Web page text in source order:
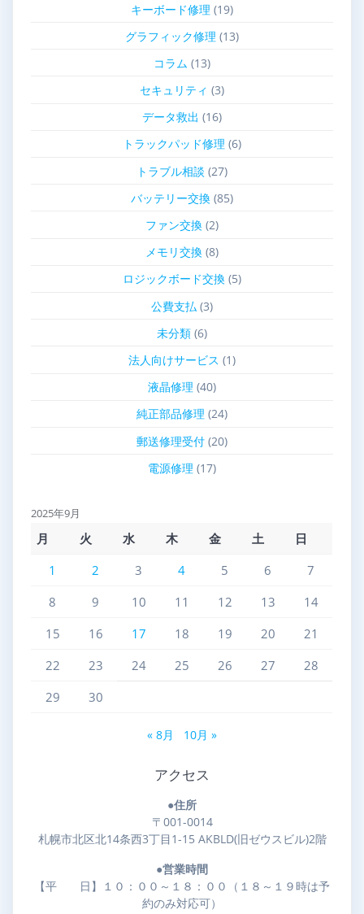
キーボード修理 (19)
グラフィック修理 (13)
コラム (13)
セキュリティ (3)
データ救出 (16)
トラックパッド修理 (6)
トラブル相談 (27)
バッテリー交換 (85)
ファン交換 (2)
メモリ交換 (8)
ロジックボード交換 (5)
公費支払 (3)
未分類 (6)
法人向けサービス (1)
液晶修理 (40)
純正部品修理 (24)
郵送修理受付 (20)
電源修理 (17)
2025年9月
月 火 水 木 金 土
日
1
2 3 4 5 6
7
8
9 10 11 12 13
14
15
16 17 18 19 20
21
22
23 24 25 26 27
28
29
30
« 8月 10月 »
アクセス
●住所
〒001-0014
札幌市北区北14条西3丁目1-15 AKBLD(旧ゼウスビル)2階
●営業時間
【平 日】１０：００～１８：００（１８～１９時は予
約のみ対応可）